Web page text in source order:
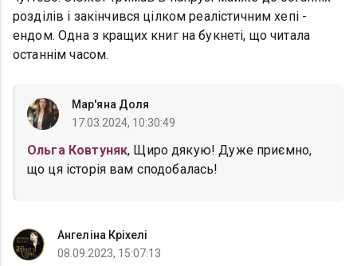
розділів і закінчився цілком реалістичним хепі -
ендом. Одна з кращих книг на букнеті, що читала
останнім часом.
Мар'яна Доля
17.03.2024, 10:30:49
Ольга Ковтуняк, Щиро дякую! Дуже приємно,
що ця історія вам сподобалась!
Ангеліна Кріхелі
08.09.2023, 15:07:13